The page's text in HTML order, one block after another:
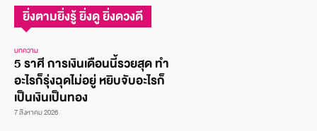
ยิ่งตามยิ่งรู้ ยิ่งดู ยิ่งดวงดี
บทความ
5 ราศี การเงินเดือนนี้รวยสุด ทำ
อะไรก็รุ่งฉุดไม่อยู่ หยิบจับอะไรก็
เป็นเงินเป็นทอง
7 สิงหาคม 2026